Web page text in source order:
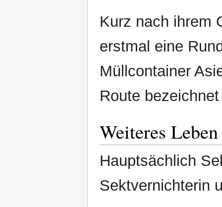
Kurz nach ihrem
erstmal eine
Müllcontainer
Route
Weiteres Leben
Hauptsächlich
Sektvernichterin